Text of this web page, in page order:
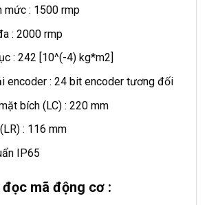
mức : 1500 rmp
: 2000 rmp
: 242 [10^(-4) kg*m2]
encoder : 24 bit encoder tương đối
bích (LC) : 220 mm
: 116 mm
IP65
mã động cơ :